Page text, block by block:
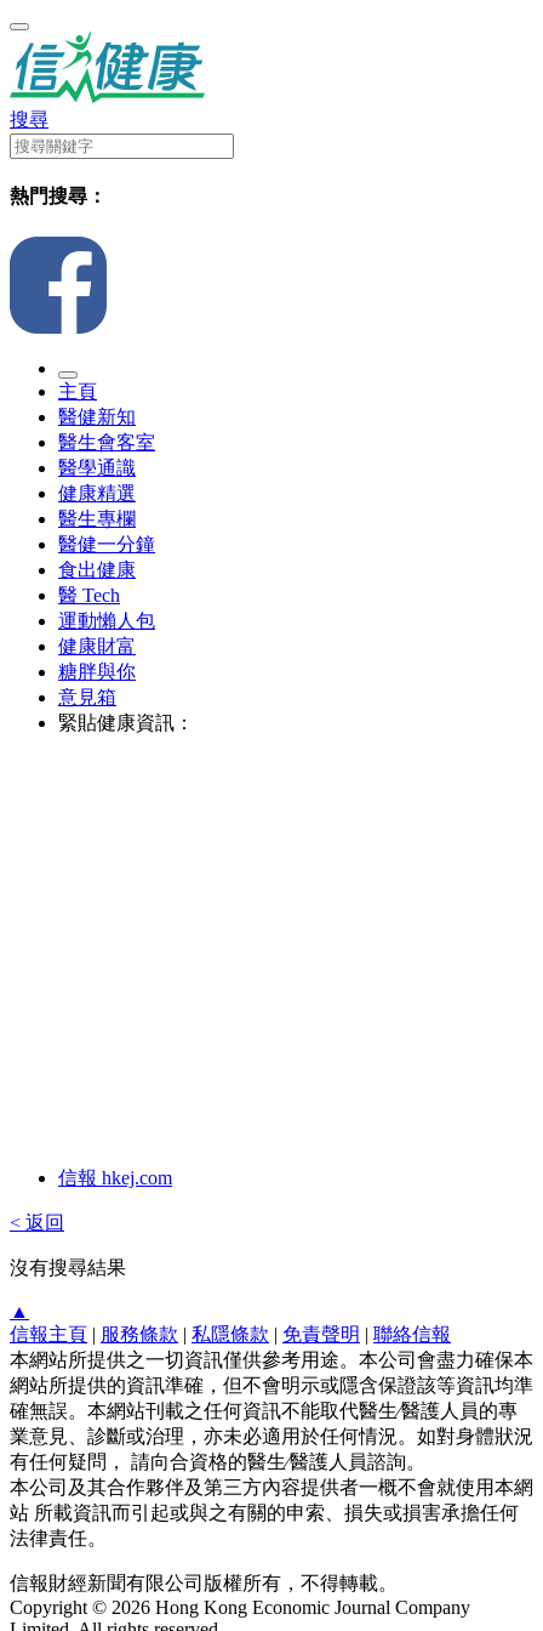
搜尋
熱門搜尋：
主頁
醫健新知
醫生會客室
醫學通識
健康精選
醫生專欄
醫健一分鐘
食出健康
醫 Tech
運動懶人包
健康財富
糖胖與你
意見箱
緊貼健康資訊：
信報 hkej.com
< 返回
沒有搜尋結果
▲
信報主頁 | 服務條款 | 私隱條款 | 免責聲明 | 聯絡信報
本網站所提供之一切資訊僅供參考用途。本公司會盡力確保本
網站所提供的資訊準確，但不會明示或隱含保證該等資訊均準
確無誤。本網站刊載之任何資訊不能取代醫生∕醫護人員的專
業意見、診斷或治理，亦未必適用於任何情況。如對身體狀況
有任何疑問， 請向合資格的醫生∕醫護人員諮詢。
本公司及其合作夥伴及第三方內容提供者一概不會就使用本網
站 所載資訊而引起或與之有關的申索、損失或損害承擔任何
法律責任。
信報財經新聞有限公司版權所有，不得轉載。
Copyright © 2026 Hong Kong Economic Journal Company